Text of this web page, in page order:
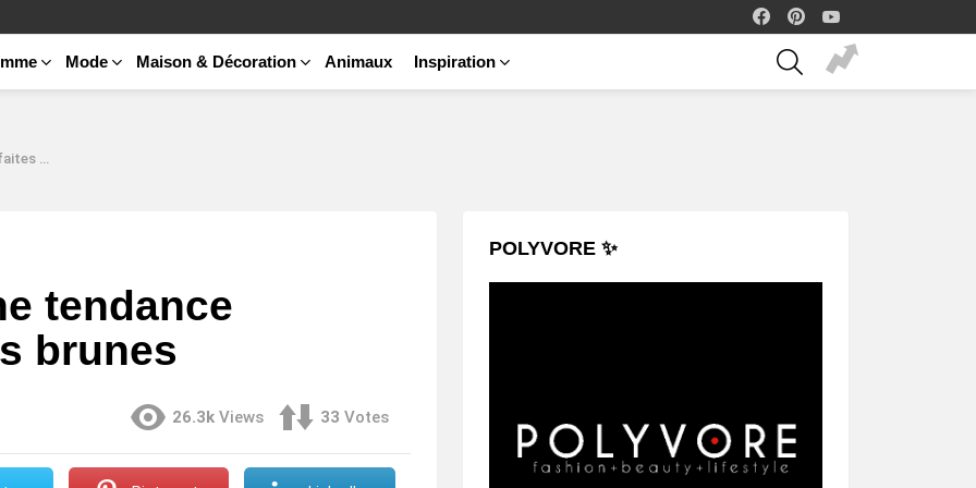
facebook
Mode Maison & Décoration Animaux Inspiration
SEARCH
brunes
tendance
brunes
26.3k Views 33 Votes
POLYVORE ✨